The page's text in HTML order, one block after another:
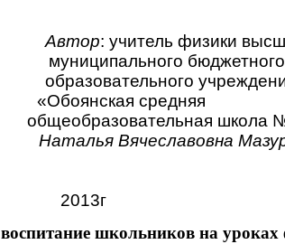
: учитель физики
бюджетного
средняя
школа
2013г
школьников на уроках